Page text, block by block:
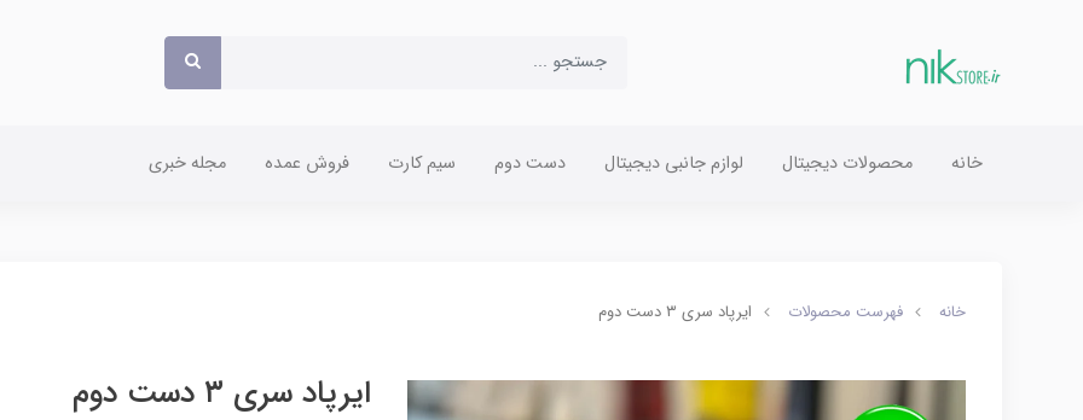
خانه محصولات دیجیتال لوازم جانبی دیجیتال دست دوم سیم کارت فروش عمده مجله خبری
خانه فهرست محصولات ایرپاد سری ۳ دست دوم
ایرپاد سری ۳ دست دوم